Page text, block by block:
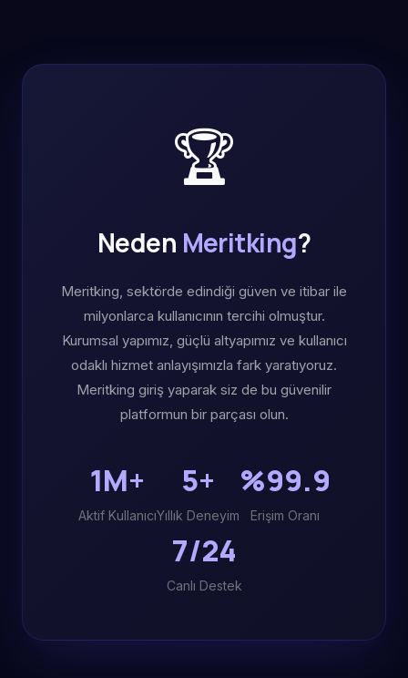
🏆
Neden Meritking?
Meritking, sektörde edindiği güven ve itibar ile
milyonlarca kullanıcının tercihi olmuştur.
Kurumsal yapımız, güçlü altyapımız ve kullanıcı
odaklı hizmet anlayışımızla fark yaratıyoruz.
Meritking giriş yaparak siz de bu güvenilir
platformun bir parçası olun.
1M+
Aktif Kullanıcı
5+
Yıllık Deneyim
%99.9
Erişim Oranı
7/24
Canlı Destek